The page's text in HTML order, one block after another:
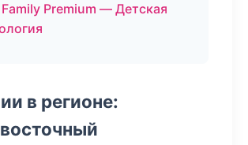
Premium — Детская
в регионе: